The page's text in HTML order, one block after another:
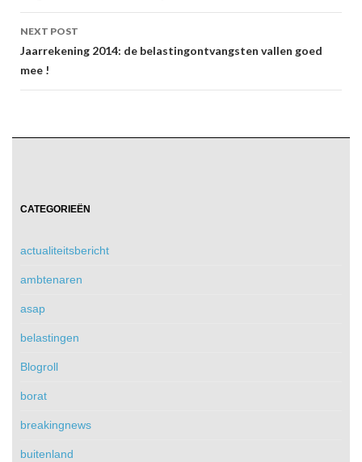
NEXT POST
Jaarrekening 2014: de belastingontvangsten vallen goed
mee !
CATEGORIEËN
actualiteitsbericht
ambtenaren
asap
belastingen
Blogroll
borat
breakingnews
buitenland